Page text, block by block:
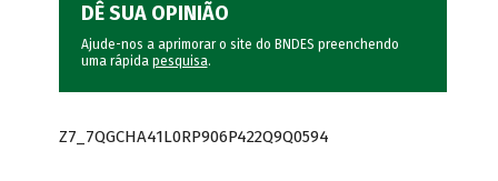
DÊ SUA OPINIÃO
Ajude-nos a aprimorar o site do BNDES preenchendo
uma rápida pesquisa.
Z7_7QGCHA41L0RP906P422Q9Q0594